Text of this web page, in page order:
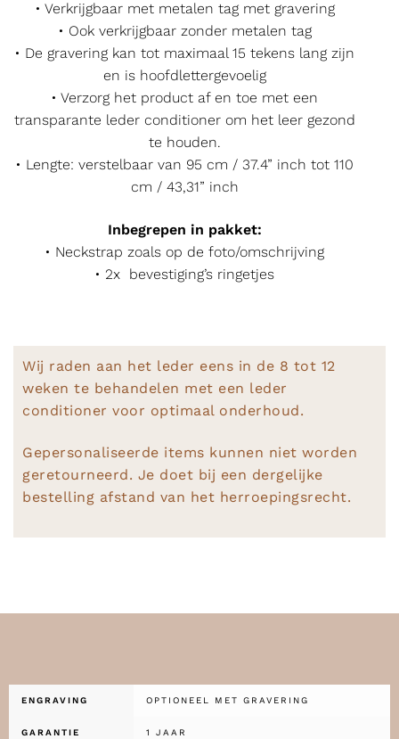
• Verkrijgbaar met metalen tag met gravering
• Ook verkrijgbaar zonder metalen tag
• De gravering kan tot maximaal 15 tekens lang zijn
en is hoofdlettergevoelig
• Verzorg het product af en toe met een
transparante leder conditioner om het leer gezond
te houden.
• Lengte: verstelbaar van 95 cm / 37.4” inch tot 110
cm / 43,31” inch
Inbegrepen in pakket:
• Neckstrap zoals op de foto/omschrijving
• 2x bevestiging’s ringetjes
Wij raden aan het leder eens in de 8 tot 12
weken te behandelen met een leder
conditioner voor optimaal onderhoud.
Gepersonaliseerde items kunnen niet worden
geretourneerd. Je doet bij een dergelijke
bestelling afstand van het herroepingsrecht.
ENGRAVING OPTIONEEL MET GRAVERING
GARANTIE 1 JAAR